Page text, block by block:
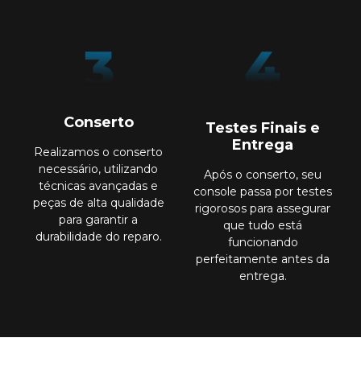
Conserto
Realizamos o conserto
necessário, utilizando
técnicas avançadas e
peças de alta qualidade
para garantir a
durabilidade do reparo.
Testes Finais e
Entrega
Após o conserto, seu
console passa por testes
rigorosos para assegurar
que tudo está
funcionando
perfeitamente antes da
entrega.